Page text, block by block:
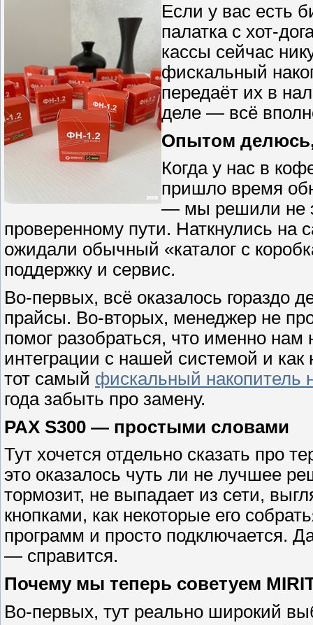
Если у вас есть
палатка с хот-
кассы сейчас
фискальный
передаёт их в
деле — всё
Опытом делюсь,
Когда у нас в
пришло время
— мы решили не
проверенному пути. Наткнулись на
ожидали обычный «каталог с
поддержку и сервис.
Во-первых, всё оказалось гораздо
прайсы. Во-вторых, менеджер не
помог разобраться, что именно
интеграции с нашей системой и как
тот самый фискальный накопитель
года забыть про замену.
PAX S300 — простыми словами
Тут хочется отдельно сказать про
это оказалось чуть ли не лучшее
тормозит, не выпадает из сети,
кнопками, как некоторые его
программ и просто подключается.
— справится.
Почему мы теперь советуем
Во-первых, тут реально широкий